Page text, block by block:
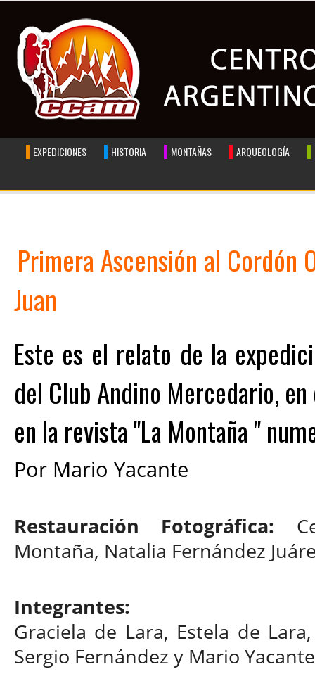
EXPEDICIONES HISTORIA MONTAÑAS ARQUEOLOGÍA
Primera Ascensión al Cordón
Juan
Este es el relato de la
del Club Andino Mercedario,
en la revista "La Montaña "
Por Mario Yacante
Restauración Fotográfica:
Montaña, Natalia Fernández
Integrantes:
Graciela de Lara, Estela de
Sergio Fernández y Mario Yacante